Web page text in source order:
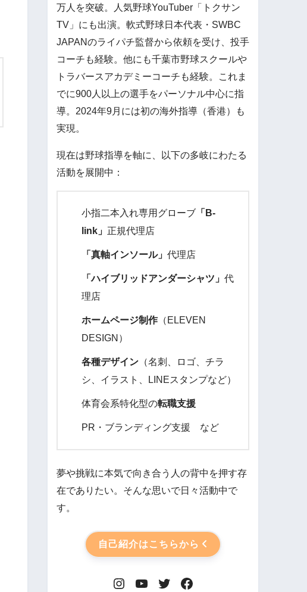
万人を突破。人気野球YouTuber「トクサン
TV」にも出演。軟式野球日本代表・SWBC
JAPANのライパチ監督から依頼を受け、投手
コーチも経験。他にも千葉市野球スクールや
トラバースアカデミーコーチも経験。これま
でに900人以上の選手をパーソナル中心に指
導。2024年9月には初の海外指導（香港）も
実現。
現在は野球指導を軸に、以下の多岐にわたる
活動を展開中：
小指二本入れ専用グローブ「B-
link」 正規代理店
「真軸インソール」 代理店
「ハイブリッドアンダーシャツ」 代
理店
ホームページ制作（ELEVEN
DESIGN）
各種デザイン（名刺、ロゴ、チラ
シ、イラスト、LINEスタンプなど）
体育会系特化型の転職支援
PR・ブランディング支援 など
夢や挑戦に本気で向き合う人の背中を押す存
在でありたい。そんな思いで日々活動中で
す。
自己紹介はこちらから